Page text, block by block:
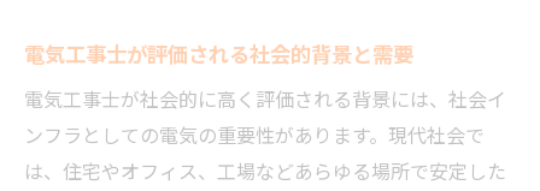
電気工事の見積もり精度を高めるポイント
電気工事士の収入アップに必要な知識とは
現場目線で語る電気工事の安定性と魅力
現場で実感する電気工事の安定収入の理由
電気工事士が評価される社会的背景と需要
電気工事士が社会的に高く評価される背景には、社会イ
ンフラとしての電気の重要性があります。現代社会で
は、住宅やオフィス、工場などあらゆる場所で安定した